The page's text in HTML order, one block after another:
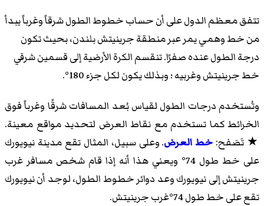
تتفق معظم الدول على أن حساب خطوط الطول شرقاً وغرباً يبدأ
من خط وهمي يمر عبر منطقة جرينيتش بلندن، بحيث تكون
درجة الطول عنده صفرًا. تنقسم الكرة الأرضية إلى قسمين شرقي
خط جرينيتش وغربيه ؛ وبذلك يكون لكل جزء 180°.
وتُستخدم درجات الطول لقياس بُعد المسافات شرقًا وغرباً فوق
الخرائط كما تستخدم مع نقاط العرض لتحديد مواقع معينة.
★ تَصَفح: خط العرض. وعلى سبيل، المثال تقع مدينة نيويورك
على خط طول 74° ويعني هذا أنه إذا قام شخص مسافر غرب
جرينيتش إلى نيويورك وعد دوائر خطوط الطول، لوجد أن نيويورك
تقع على خط طول 74°غرب جرينيتش.